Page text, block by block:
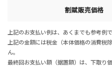
割賦販売価格
上記のお支払い例は、あくまでも参考例で
上記の金額には税金（本体価格の消費税
ん。
最終回お支払い額（据置額）は、下取り